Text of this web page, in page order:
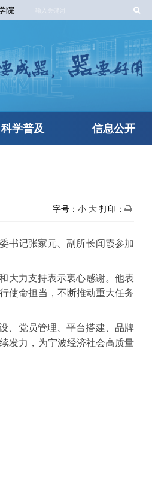
院
科学普及 信息公开
字号： 小 大 打印：
书记张家元、副所长闻霞参加
大力支持表示衷心感谢。他表
使命担当，不断推动重大任务
、党员管理、平台搭建、品牌
发力，为宁波经济社会高质量